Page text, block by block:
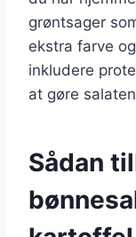
grøntsager
ekstra farve
inkludere
at gøre
Sådan